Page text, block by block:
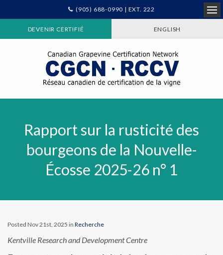
(905) 688-0990 | EXT. 222
DEVENIR CERTIFIÉ ENGLISH
Rapport sur la rusticité des
bourgeons de la Nouvelle-
Écosse 2025-26 n° 1
Posted Nov 21st, 2025 in Recherche
Kentville Research and Development Centre